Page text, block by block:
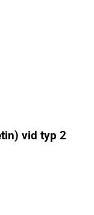
vid typ 2